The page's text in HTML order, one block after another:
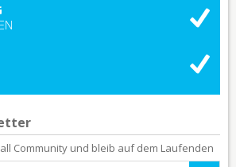
Community und bleib auf dem Laufenden